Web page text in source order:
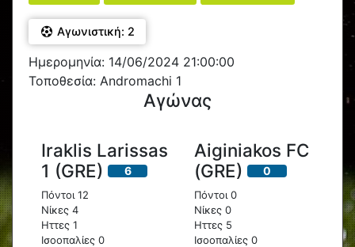
Αγωνιστική: 2
Ημερομηνία: 14/06/2024 21:00:00
Τοποθεσία: Andromachi 1
Αγώνας
Iraklis Larissas
1 (GRE)
6
Πόντοι 12
Νίκες 4
Ηττες 1
Ισοοπαλίες 0
Aiginiakos FC
(GRE)
0
Πόντοι 0
Νίκες 0
Ηττες 5
Ισοοπαλίες 0